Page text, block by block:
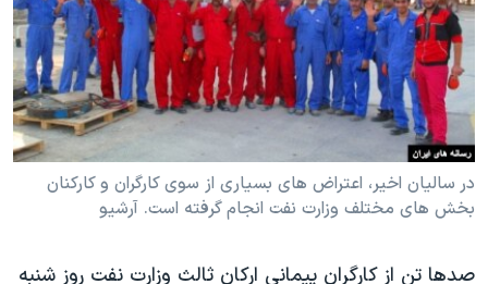
فرهنگ و زندگی
حقوق شهروندی
اقتصادی
علم و فناوری
اسرائیل در جنگ
گالری عکس
مستندها
انتخابات ریاست جمهوری آمریکا ۲۰۲۴
حمله جمهوری اسلامی به اسرائیل
رمز مهسا
ورزش زنان در ایران
اعتراضات زن، زندگی، آزادی
دنبال کنید
زبانهای مختلف
در سالیان اخیر، اعتراض های بسیاری از سوی کارگران و کارکنان
بخش های مختلف وزارت نفت انجام گرفته است. آرشیو
صدها تن از کارگران پیمانی ارکان ثالث وزارت نفت روز شنبه